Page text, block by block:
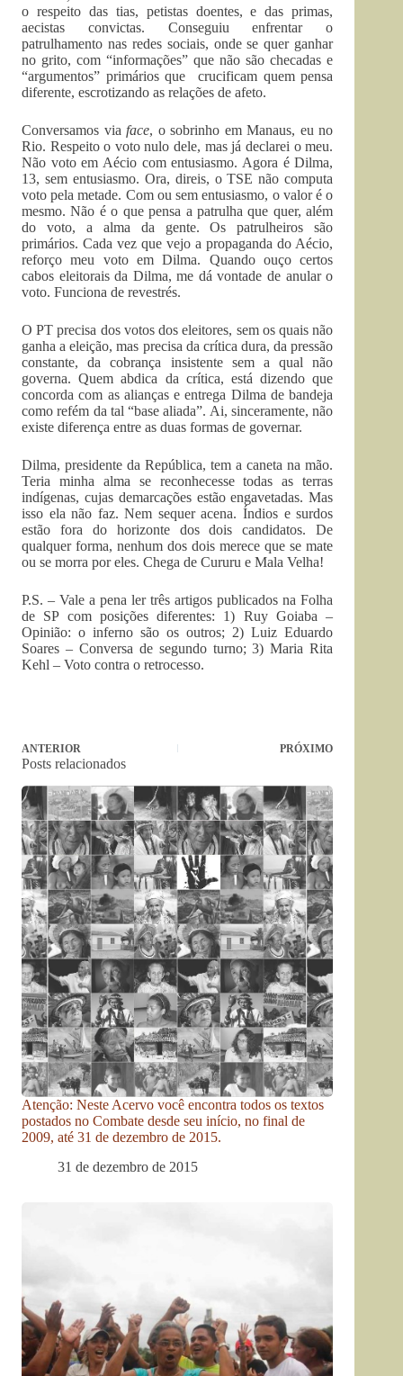
o respeito das tias, petistas doentes, e das primas,
aecistas convictas. Conseguiu enfrentar o
patrulhamento nas redes sociais, onde se quer ganhar
no grito, com “informações” que não são checadas e
“argumentos” primários que crucificam quem pensa
diferente, escrotizando as relações de afeto.
Conversamos viaface, o sobrinho em Manaus, eu no
Rio. Respeito o voto nulo dele, mas já declarei o meu.
Não voto em Aécio com entusiasmo. Agora é Dilma,
13, sem entusiasmo. Ora, direis, o TSE não computa
voto pela metade. Com ou sem entusiasmo, o valor é o
mesmo. Não é o que pensa a patrulha que quer, além
do voto, a alma da gente. Os patrulheiros são
primários. Cada vez que vejo a propaganda do Aécio,
reforço meu voto em Dilma. Quando ouço certos
cabos eleitorais da Dilma, me dá vontade de anular o
voto. Funciona de revestrés.
O PT precisa dos votos dos eleitores, sem os quais não
ganha a eleição, mas precisa da crítica dura, da pressão
constante, da cobrança insistente sem a qual não
governa. Quem abdica da crítica, está dizendo que
concorda com as alianças e entrega Dilma de bandeja
como refém da tal “base aliada”. Ai, sinceramente, não
existe diferença entre as duas formas de governar.
Dilma, presidente da República, tem a caneta na mão.
Teria minha alma se reconhecesse todas as terras
indígenas, cujas demarcações estão engavetadas. Mas
isso ela não faz. Nem sequer acena. Índios e surdos
estão fora do horizonte dos dois candidatos. De
qualquer forma, nenhum dos dois merece que se mate
ou se morra por eles. Chega de Cururu e Mala Velha!
P.S. – Vale a pena ler três artigos publicados na Folha
de SP com posições diferentes: 1) Ruy Goiaba –
Opinião: o inferno são os outros; 2) Luiz Eduardo
Soares – Conversa de segundo turno; 3) Maria Rita
Kehl – Voto contra o retrocesso.
ANTERIOR PRÓXIMO
Posts relacionados
Atenção: Neste Acervo você encontra todos os textos
postados no Combate desde seu início, no final de
2009, até 31 de dezembro de 2015.
31 de dezembro de 2015